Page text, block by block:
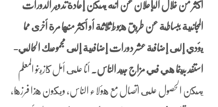
أكثر من خلال الإعلان عن أنه يمكن إعادة تدوير الدورات
المجانية ببساطة عن طريق هبوط ثلاثة أو أكثر منها مرة أخرى مما
يؤدي إلى إضافة عشر دورات إضافية إلى مجموعك الحالي-
استفد بينما هي في مزاج جيد الناس. أنا على أمل كازينو المعلم
يمكن الحصول على اتصال مع هؤلاء الناس, ويكون هذا فرزها،